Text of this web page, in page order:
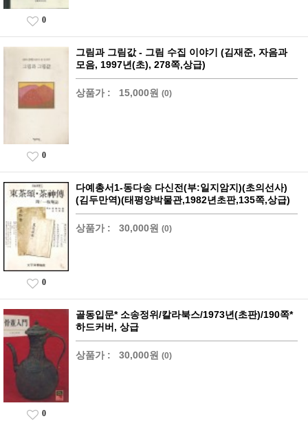
0
그림과 그림값 - 그림 수집 이야기 (김재준, 자음과
모음, 1997년(초), 278쪽,상급)
상품가 : 15,000원 (0)
0
다예총서1-동다송 다신전(부:일지암지)(초의선사)
(김두만역)(태평양박물관,1982년초판,135쪽,상급)
상품가 : 30,000원 (0)
0
골동입문* 소송정위/칼라북스/1973년(초판)/190쪽*
하드커버, 상급
상품가 : 30,000원 (0)
0